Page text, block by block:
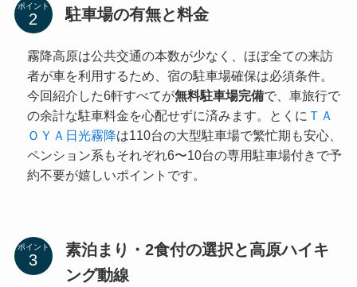
ポイント 駐車場の有無と料金
霧降高原は公共交通の本数が少なく、ほぼ全ての来訪
者が車を利用するため、宿の駐車場確保は必須条件。
今回紹介した6軒すべてが無料駐車場完備で、車旅行で
の余計な駐車料金を心配せずに済みます。とくに ＴＡ
ＯＹＡ日光霧降は110台の大型駐車場で繁忙期も安心、
ペンション系もそれぞれ6〜10台の専用駐車場付きで予
約不要が嬉しいポイントです。
ポイント
素泊まり・2食付の選択と高原ハイキ
ング動線